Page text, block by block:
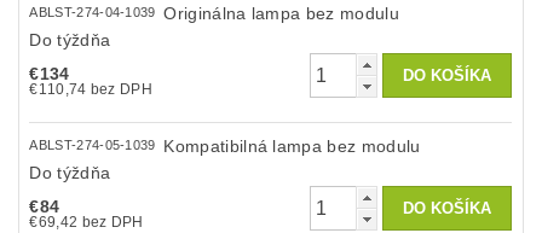
ABLST-274-04-1039
Originálna lampa bez modulu
Do týždňa
€134
€110,74 bez DPH
ABLST-274-05-1039
Kompatibilná lampa bez modulu
Do týždňa
€84
€69,42 bez DPH